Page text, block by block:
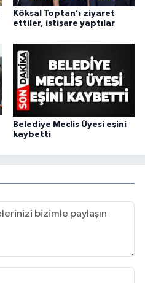
Köksal Toptan’ı ziyaret
ettiler, istişare yaptılar
Belediye Meclis Üyesi eşini
kaybetti